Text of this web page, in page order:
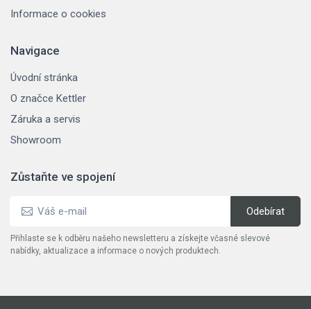
Informace o cookies
Navigace
Úvodní stránka
O značce Kettler
Záruka a servis
Showroom
Zůstaňte ve spojení
Přihlaste se k odběru našeho newsletteru a získejte včasné slevové
nabídky, aktualizace a informace o nových produktech.